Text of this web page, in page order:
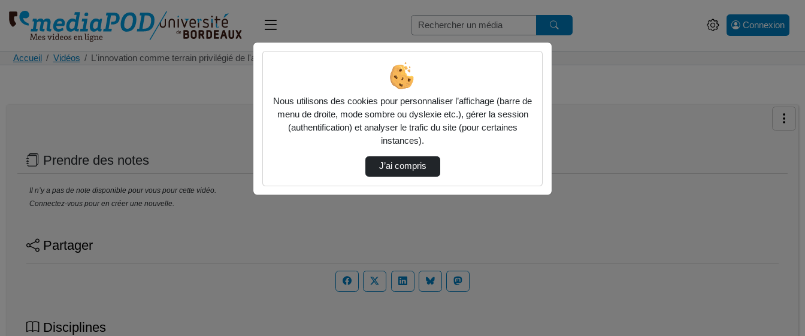
Connexion
Accueil Vidéos L'innovation comme terrain privilégié de l'a…
Prendre des notes
Il n’y a pas de note disponible pour vous pour cette vidéo.
Connectez-vous pour en créer une nouvelle.
Partager
Disciplines
Nous utilisons des cookies pour personnaliser l’affichage (barre de
menu de droite, mode sombre ou dyslexie etc.), gérer la session
(authentification) et analyser le trafic du site (pour certaines
instances).
J’ai compris